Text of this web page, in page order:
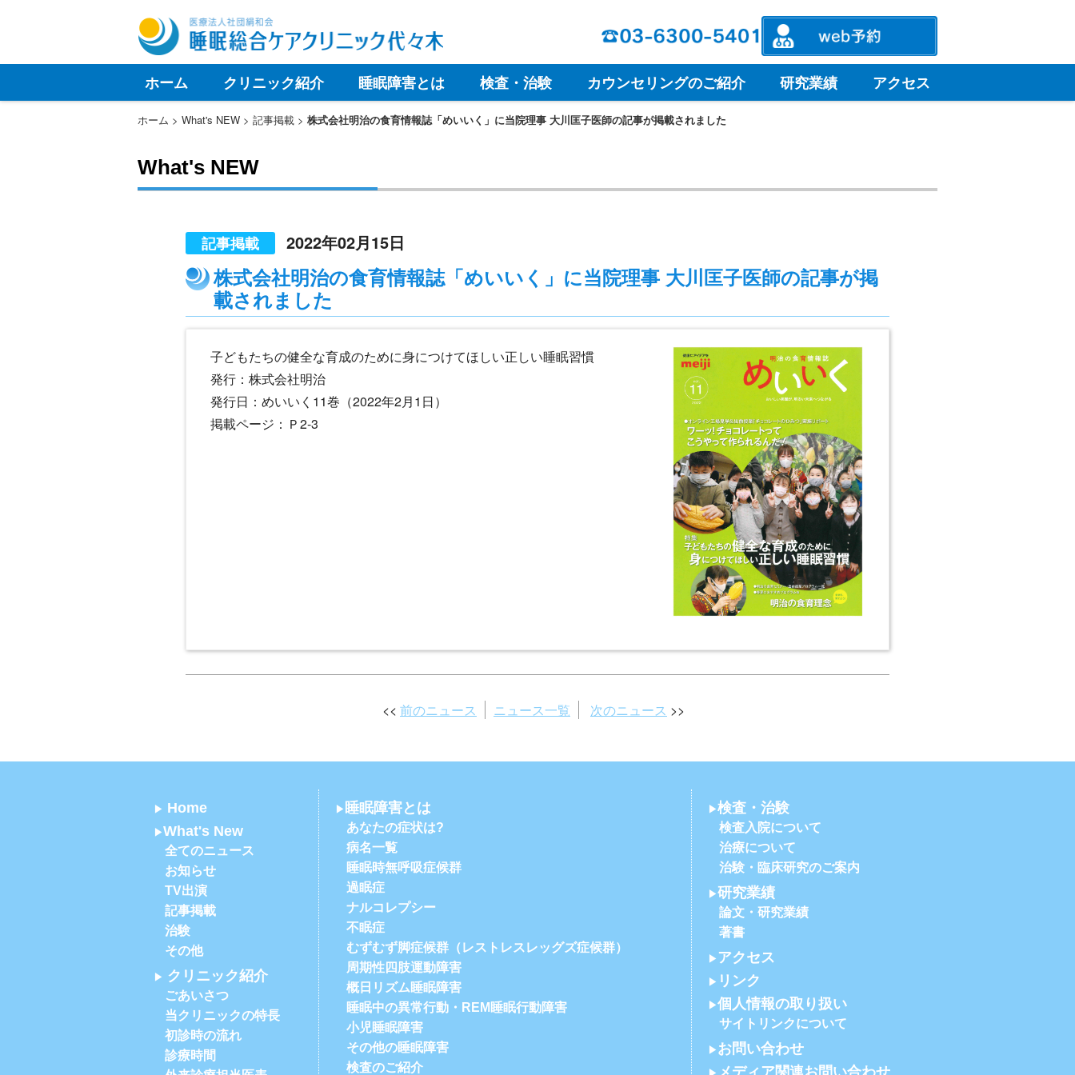
ホーム クリニック紹介 睡眠障害とは 検査・治験 カウンセリングのご紹介 研究業績 アクセス
ホーム What's NEW 記事掲載 株式会社明治の食育情報誌「めいいく」に当院理事 大川匡子医師の記事が掲載されました
What's NEW
記事掲載 2022年02月15日
株式会社明治の食育情報誌「めいいく」に当院理事 大川匡子医師の記事が掲
載されました
子どもたちの健全な育成のために身につけてほしい正しい睡眠習慣
発行：株式会社明治
発行日：めいいく11巻（2022年2月1日）
掲載ページ：Ｐ2-3
前のニュース ニュース一覧 次のニュース
Home
What's New
全てのニュース
お知らせ
TV出演
記事掲載
治験
その他
クリニック紹介
ごあいさつ
当クリニックの特長
初診時の流れ
診療時間
睡眠障害とは
あなたの症状は?
病名一覧
睡眠時無呼吸症候群
過眠症
ナルコレプシー
不眠症
むずむず脚症候群（レストレスレッグズ症候群）
周期性四肢運動障害
概日リズム睡眠障害
睡眠中の異常行動・REM睡眠行動障害
小児睡眠障害
その他の睡眠障害
検査のご紹介
検査・治験
検査入院について
治療について
治験・臨床研究のご案内
研究業績
論文・研究業績
著書
アクセス
リンク
個人情報の取り扱い
サイトリンクについて
お問い合わせ
メディア関連お問い合わせ